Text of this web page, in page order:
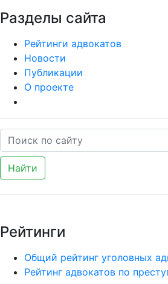
Разделы сайта
Рейтинги адвокатов
Новости
Публикации
О проекте
Найти
Рейтинги
Общий рейтинг уголовных
Рейтинг адвокатов по